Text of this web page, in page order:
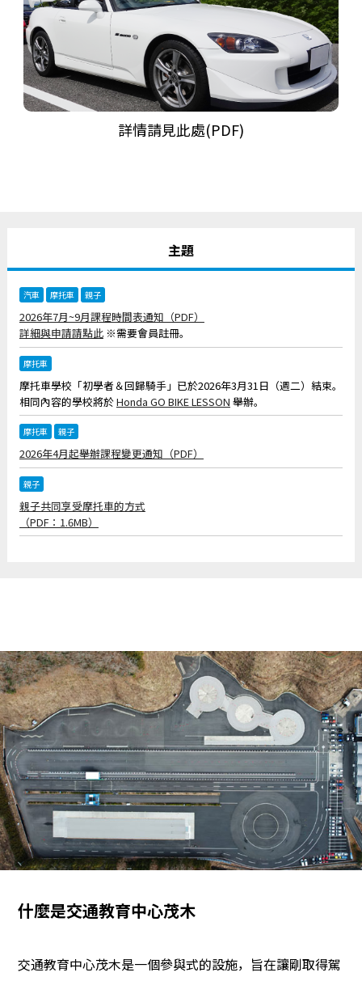
詳情請見此處(PDF)
主題
汽車 摩托車 親子
2026年7月~9月課程時間表通知（PDF）
詳細與申請請點此※需要會員註冊。
摩托車
摩托車學校「初學者＆回歸騎手」已於2026年3月31日（週二）結束。
相同內容的學校將於Honda GO BIKE LESSON 舉辦。
摩托車 親子
2026年4月起舉辦課程變更通知（PDF）
親子
親子共同享受摩托車的方式
（PDF：1.6MB）
什麼是交通教育中心茂木
交通教育中心茂木是一個參與式的設施，旨在讓剛取得駕